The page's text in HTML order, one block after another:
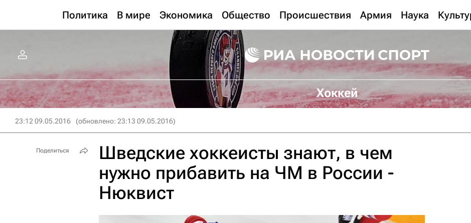
Политика В мире Экономика Общество Происшествия Армия Наука
Хоккей
23:12 09.05.2016 (обновлено: 23:13 09.05.2016)
Шведские хоккеисты знают, в чем
нужно прибавить на ЧМ в России -
Нюквист
Поделиться